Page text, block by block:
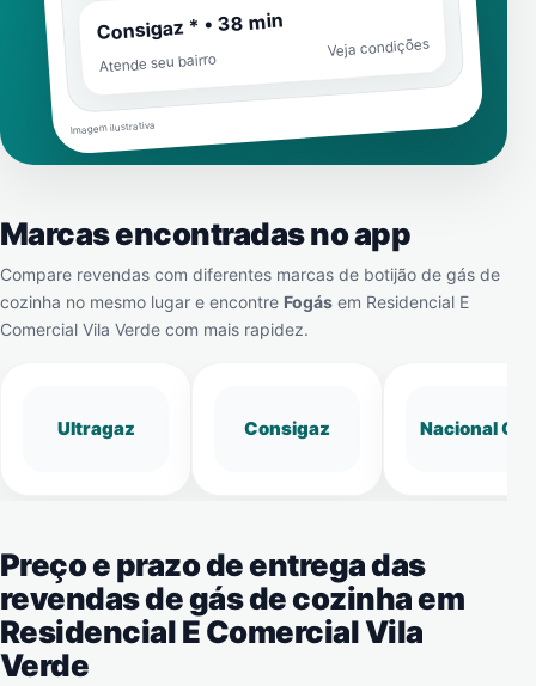
Consigaz * • 38 min
Atende seu bairro
Veja condições
Imagem ilustrativa
Marcas encontradas no app
Compare revendas com diferentes marcas de botijão de gás de
cozinha no mesmo lugar e encontre Fogás em Residencial E
Comercial Vila Verde com mais rapidez.
Ultragaz Consigaz Nacional Gás
Preço e prazo de entrega das
revendas de gás de cozinha em
Residencial E Comercial Vila
Verde